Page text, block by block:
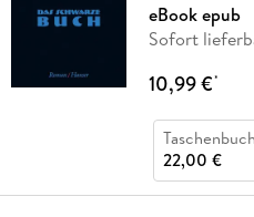
eBook epub
Sofort
10,99 €*
Taschenbuch
22,00 €